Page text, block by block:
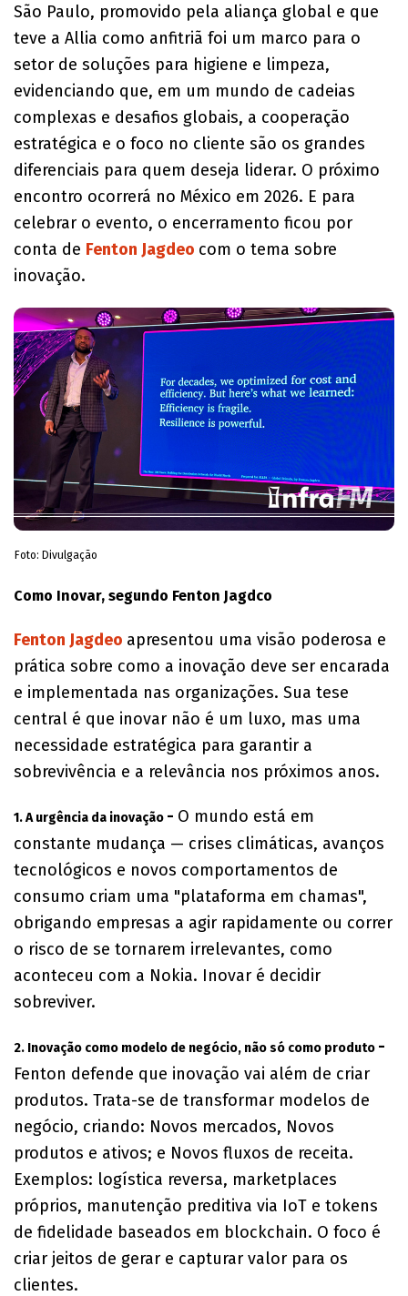
São Paulo, promovido pela aliança global e que
teve a Allia como anfitriã foi um marco para o
setor de soluções para higiene e limpeza,
evidenciando que, em um mundo de cadeias
complexas e desafios globais, a cooperação
estratégica e o foco no cliente são os grandes
diferenciais para quem deseja liderar. O próximo
encontro ocorrerá no México em 2026. E para
celebrar o evento, o encerramento ficou por
conta de Fenton Jagdeo com o tema sobre
inovação.
Foto: Divulgação
Como Inovar, segundo Fenton Jagdco
Fenton Jagdeo apresentou uma visão poderosa e
prática sobre como a inovação deve ser encarada
e implementada nas organizações. Sua tese
central é que inovar não é um luxo, mas uma
necessidade estratégica para garantir a
sobrevivência e a relevância nos próximos anos.
1. A urgência da inovação - O mundo está em
constante mudança — crises climáticas, avanços
tecnológicos e novos comportamentos de
consumo criam uma "plataforma em chamas",
obrigando empresas a agir rapidamente ou correr
o risco de se tornarem irrelevantes, como
aconteceu com a Nokia. Inovar é decidir
sobreviver.
2. Inovação como modelo de negócio, não só como produto -
Fenton defende que inovação vai além de criar
produtos. Trata-se de transformar modelos de
negócio, criando: Novos mercados, Novos
produtos e ativos; e Novos fluxos de receita.
Exemplos: logística reversa, marketplaces
próprios, manutenção preditiva via IoT e tokens
de fidelidade baseados em blockchain. O foco é
criar jeitos de gerar e capturar valor para os
clientes.